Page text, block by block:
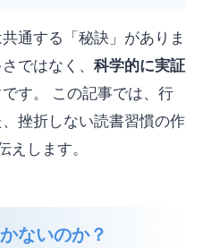
通する「秘訣」がありま
ではなく、 科学的に実証
です。 この記事では、行
挫折しない読書習慣の作
えします。
ないのか？